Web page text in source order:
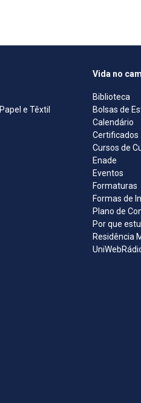
e Têxtil
Vida no
Biblioteca
Bolsas de
Calendário
Certificados
Cursos de
Enade
Eventos
Formaturas
Formas de
Plano de
Por que
Residência